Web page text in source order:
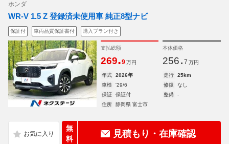
ホンダ
WR-V 1.5 Z 登録済未使用車 純正8型ナビ
保証付 車両品質保証書付 購入プラン付き
支払総額
269.9 万円
本体価格
256. 7 万円
年式 2026年 走行
25km
車検
'29/6 修復
なし
保証
保証付 整備
-
住所
静岡県 富士市
無
料
見積もり・在庫確認